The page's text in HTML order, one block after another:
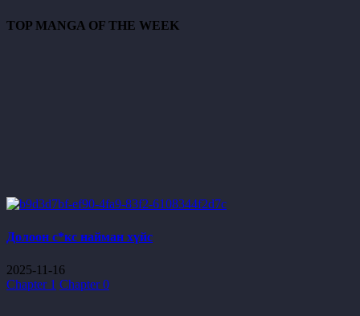
TOP MANGA OF THE WEEK
Долоон с*кс найман хүйс
2025-11-16
Chapter 1 Chapter 0